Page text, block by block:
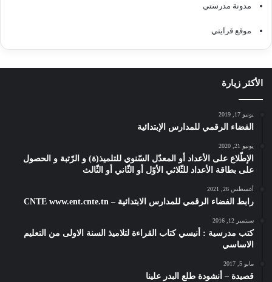
مدونة مدرستي
موقع قرايتي
الأكثر زيارة
يونيو 17, 2019
الفضاء الرقمي للمدارس الإبتدائية
يونيو 21, 2020
الإطّلاع على الأعداد أو المعدّل السّنوي للتلميذ(ة) و الرّتبة و الحصول
على بطاقة الأعداد للثّلاثي الأوّل أو الثّاني أو الثّالث
أغسطس 26, 2021
رابط الفضاء الرقمي للمدارس الابتدائية – CNTE www.ent.cnte.tn
سبتمبر 12, 2016
كتب مدرسية : أنيسي كتاب القراءة لتلاميذ السنة الاولى من التعليم
الاساسي
مايو 5, 2017
قصيدة – أنشودة طلع البدر علينا